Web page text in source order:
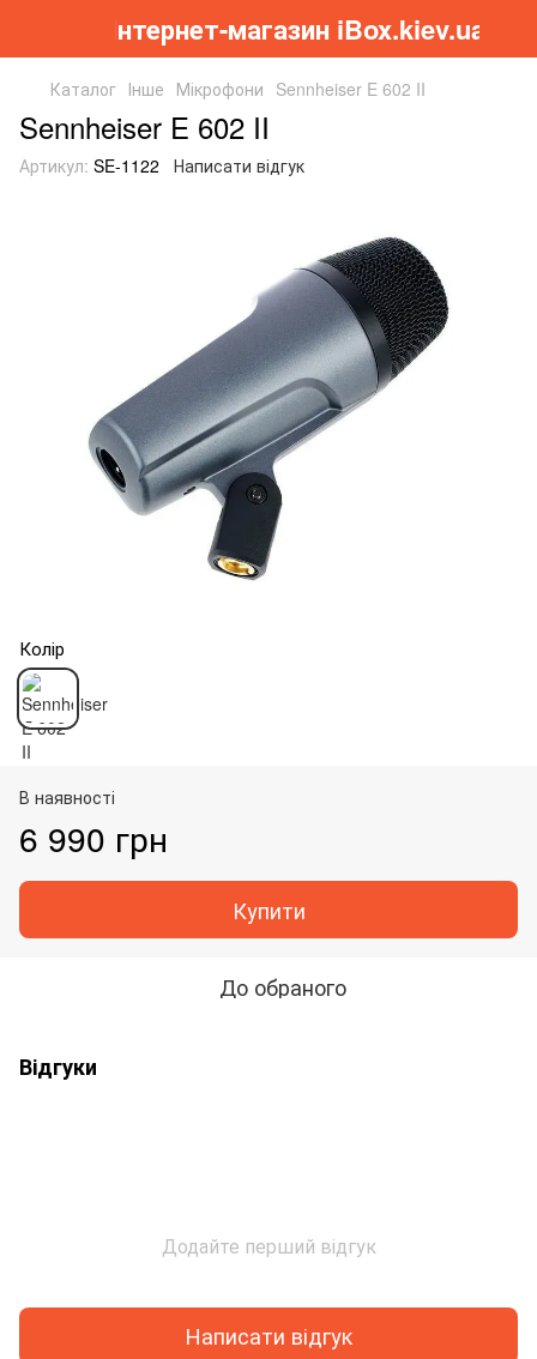
Інтернет-магазин iBox.kiev.ua
Каталог Інше Мікрофони Sennheiser E 602 II
Sennheiser E 602 II
Артикул: SE-1122 Написати відгук
Колір
В наявності
6 990 грн
Купити
До обраного
Відгуки
Додайте перший відгук
Написати відгук